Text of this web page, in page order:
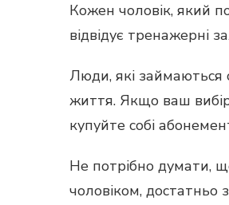
Кожен чоловік, який
відвідує тренажерні
Люди, які займаються
життя. Якщо ваш
купуйте собі
Не потрібно думати,
чоловіком, достатньо